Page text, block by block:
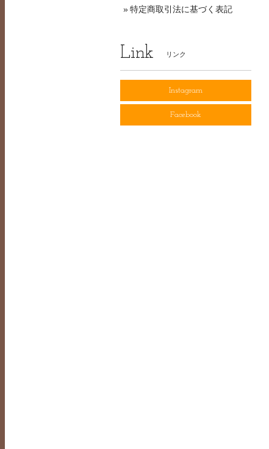
特定商取引法に基づく表記
Link リンク
Instagram
Facebook